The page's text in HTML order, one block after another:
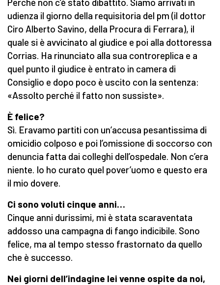
Perché non c’è stato dibattito. Siamo arrivati in
udienza il giorno della requisitoria del pm (il dottor
Ciro Alberto Savino, della Procura di Ferrara), il
quale si è avvicinato al giudice e poi alla dottoressa
Corrias. Ha rinunciato alla sua controreplica e a
quel punto il giudice è entrato in camera di
Consiglio e dopo poco è uscito con la sentenza:
«Assolto perché il fatto non sussiste».
È felice?
Sì. Eravamo partiti con un’accusa pesantissima di
omicidio colposo e poi l’omissione di soccorso con
denuncia fatta dai colleghi dell’ospedale. Non c’era
niente. Io ho curato quel pover’uomo e questo era
il mio dovere.
Ci sono voluti cinque anni…
Cinque anni durissimi, mi è stata scaraventata
addosso una campagna di fango indicibile. Sono
felice, ma al tempo stesso frastornato da quello
che è successo.
Nei giorni dell’indagine lei venne ospite da noi,